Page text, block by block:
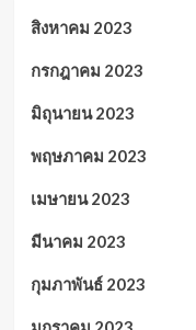
สิงหาคม 2023
กรกฎาคม 2023
มิถุนายน 2023
พฤษภาคม 2023
เมษายน 2023
มีนาคม 2023
กุมภาพันธ์ 2023